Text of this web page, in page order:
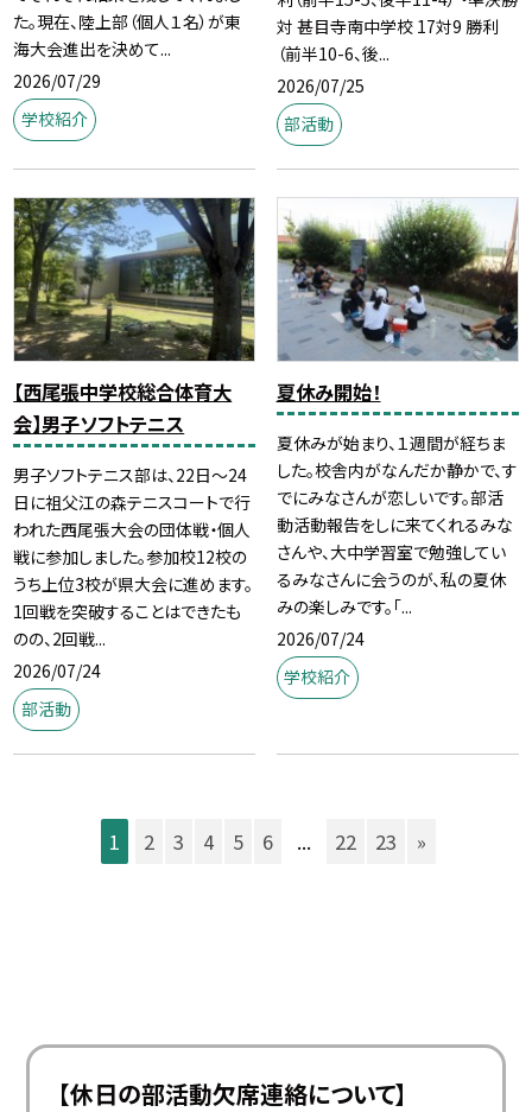
た。現在、陸上部（個人１名）が東
海大会進出を決めて...
2026/07/29
学校紹介
対 甚目寺南中学校 17対9 勝利
（前半10-6、後...
2026/07/25
部活動
【西尾張中学校総合体育大
会】男子ソフトテニス
男子ソフトテニス部は、22日～24
日に祖父江の森テニスコートで行
われた西尾張大会の団体戦・個人
戦に参加しました。参加校12校の
うち上位3校が県大会に進めます。
1回戦を突破することはできたも
のの、2回戦...
2026/07/24
部活動
夏休み開始！
夏休みが始まり、１週間が経ちま
した。校舎内がなんだか静かで、す
でにみなさんが恋しいです。部活
動活動報告をしに来てくれるみな
さんや、大中学習室で勉強してい
るみなさんに会うのが、私の夏休
みの楽しみです。「...
2026/07/24
学校紹介
1 2 3 4 5 6 ... 22 23 »
【休日の部活動欠席連絡について】